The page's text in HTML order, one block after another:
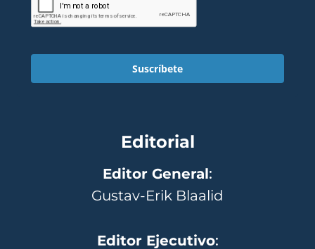
Suscríbete
Editorial
Editor General:
Gustav-Erik Blaalid
Editor Ejecutivo: